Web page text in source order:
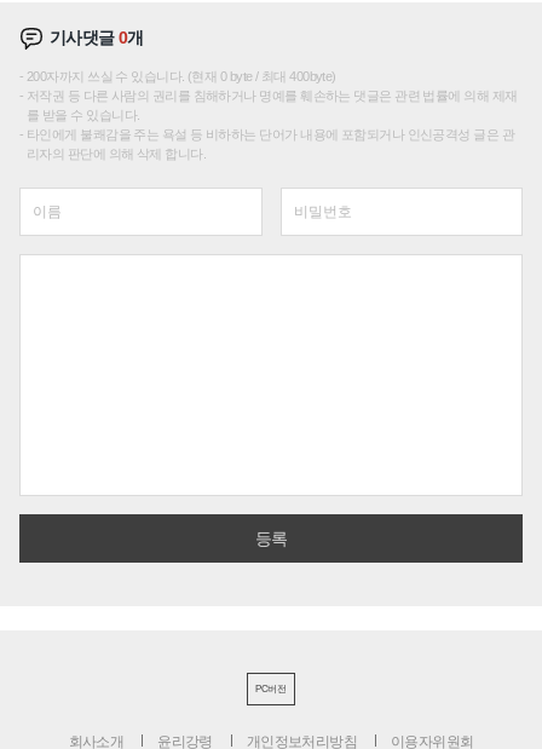
기사댓글0개
200자까지 쓰실 수 있습니다. (현재 0 byte / 최대 400byte)
저작권 등 다른 사람의 권리를 침해하거나 명예를 훼손하는 댓글은 관련 법률에 의해 제재
를 받을 수 있습니다.
타인에게 불쾌감을 주는 욕설 등 비하하는 단어가 내용에 포함되거나 인신공격성 글은 관
리자의 판단에 의해 삭제 합니다.
PC버전
회사소개 윤리강령 개인정보처리방침 이용자위원회